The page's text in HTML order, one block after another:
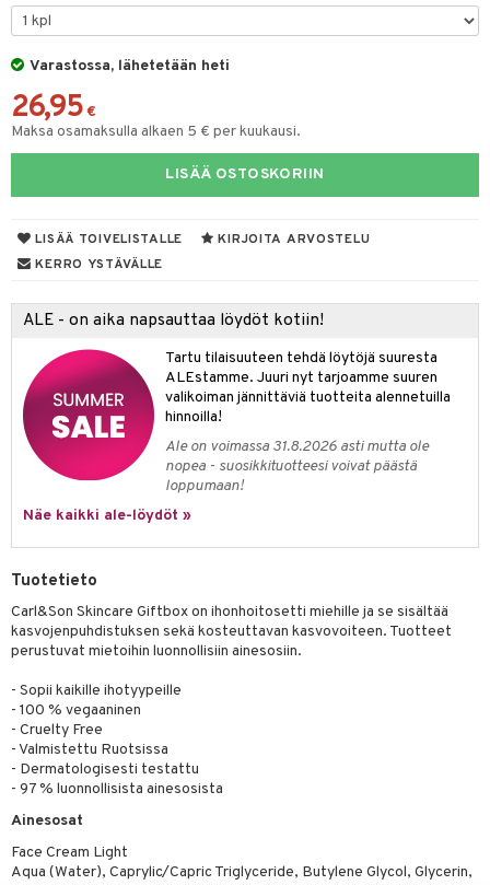
Varastossa, lähetetään heti
26,95 €
Maksa osamaksulla alkaen 5 € per kuukausi.
LISÄÄ OSTOSKORIIN
LISÄÄ TOIVELISTALLE
KIRJOITA ARVOSTELU
KERRO YSTÄVÄLLE
ALE - on aika napsauttaa löydöt kotiin!
Tartu tilaisuuteen tehdä löytöjä suuresta
ALEstamme. Juuri nyt tarjoamme suuren
valikoiman jännittäviä tuotteita alennetuilla
hinnoilla!
Ale on voimassa 31.8.2026 asti mutta ole
nopea - suosikkituotteesi voivat päästä
loppumaan!
Näe kaikki ale-löydöt »
Tuotetieto
Carl&Son Skincare Giftbox on ihonhoitosetti miehille ja se sisältää
kasvojenpuhdistuksen sekä kosteuttavan kasvovoiteen. Tuotteet
perustuvat mietoihin luonnollisiin ainesosiin.
- Sopii kaikille ihotyypeille
- 100 % vegaaninen
- Cruelty Free
- Valmistettu Ruotsissa
- Dermatologisesti testattu
- 97 % luonnollisista ainesosista
Ainesosat
Face Cream Light
Aqua (Water), Caprylic/Capric Triglyceride, Butylene Glycol, Glycerin,
shave lotion
de cologne
de toilette
tuotteet
& saippuat
1: Puhdistus
2: Kirkastus
3: Kosteutus
ja Vartalonhoito
ja naamiot
Huulten Hoito
Happy For Men
& Soujaus
& Ihonpuhdistus
& vastauksia